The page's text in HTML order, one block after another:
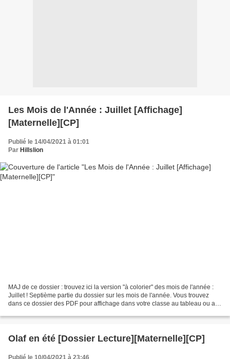
Les Mois de l'Année : Juillet [Affichage]
[Maternelle][CP]
Publié le 14/04/2021 à 01:01
Par Hillslion
MAJ de ce dossier : trouvez ici la version "à colorier" des mois de l'année :
Juillet ! Septième partie du dossier sur les mois de l'année. Vous trouvez
dans ce dossier des PDF pour affichage dans votre classe au tableau ou au
Olaf en été [Dossier Lecture][Maternelle][CP]
Publié le 10/04/2021 à 23:46